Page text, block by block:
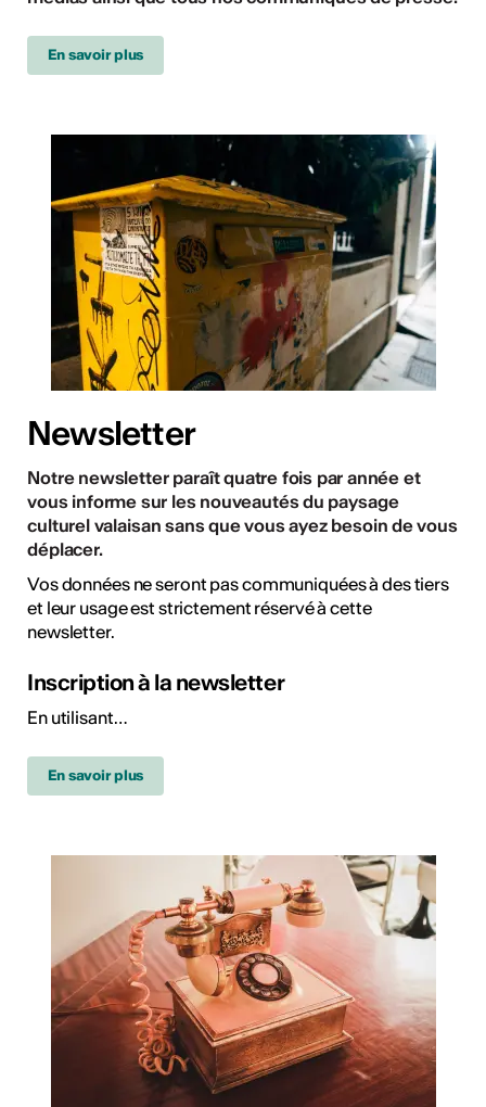
En savoir plus
Newsletter
Notre newsletter paraît quatre fois par année et
vous informe sur les nouveautés du paysage
culturel valaisan sans que vous ayez besoin de vous
déplacer.
Vos données ne seront pas communiquées à des tiers
et leur usage est strictement réservé à cette
newsletter.
Inscription à la newsletter
En utilisant…
En savoir plus